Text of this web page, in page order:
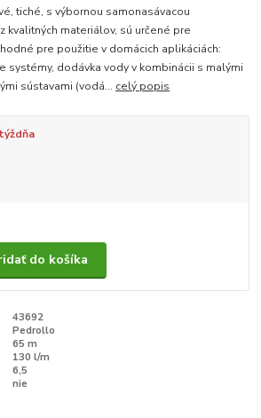
tiché, s výbornou samonasávacou
kvalitných materiálov, sú určené pre
pre použitie v domácich aplikáciách:
systémy, dodávka vody v kombinácii s malými
sústavami (vodá... celý popis
do košíka
43692
Pedrollo
65 m
130 l/m
6,5
nie